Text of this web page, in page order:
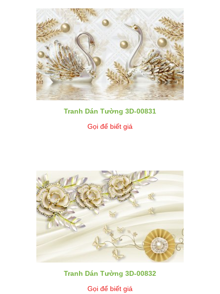
Tranh Dán Tường 3D-00831
Gọi để biết giá
Tranh Dán Tường 3D-00832
Gọi để biết giá